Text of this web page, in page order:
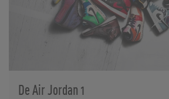
De Air Jordan 1